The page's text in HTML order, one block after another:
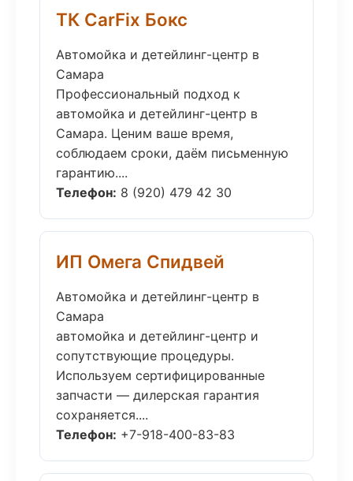
ТК CarFix Бокс
Автомойка и детейлинг-центр в
Самара
Профессиональный подход к
автомойка и детейлинг-центр в
Самара. Ценим ваше время,
соблюдаем сроки, даём письменную
гарантию....
Телефон: 8 (920) 479 42 30
ИП Омега Спидвей
Автомойка и детейлинг-центр в
Самара
автомойка и детейлинг-центр и
сопутствующие процедуры.
Используем сертифицированные
запчасти — дилерская гарантия
сохраняется....
Телефон: +7-918-400-83-83